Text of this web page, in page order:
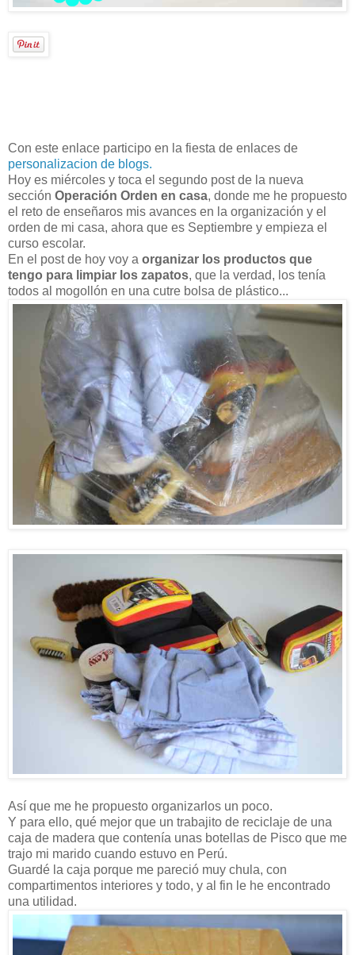
Con este enlace participo en la fiesta de enlaces de
personalizacion de blogs.
Hoy es miércoles y toca el segundo post de la nueva
sección Operación Orden en casa, donde me he propuesto
el reto de enseñaros mis avances en la organización y el
orden de mi casa, ahora que es Septiembre y empieza el
curso escolar.
En el post de hoy voy a organizar los productos que
tengo para limpiar los zapatos, que la verdad, los tenía
todos al mogollón en una cutre bolsa de plástico...
Así que me he propuesto organizarlos un poco.
Y para ello, qué mejor que un trabajito de reciclaje de una
caja de madera que contenía unas botellas de Pisco que me
trajo mi marido cuando estuvo en Perú.
Guardé la caja porque me pareció muy chula, con
compartimentos interiores y todo, y al fin le he encontrado
una utilidad.